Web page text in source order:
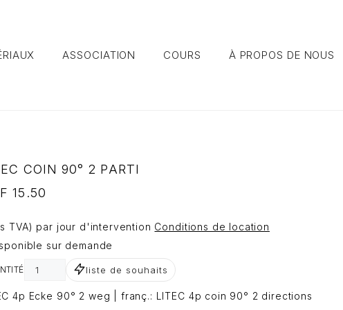
ASSOCIATION COURS À PROPOS DE NOUS
COIN 90° 2 PARTI
15.50
TVA) par jour d'intervention Conditions de location
sur demande
liste de souhaits
4p Ecke 90° 2 weg | franç.: LITEC 4p coin 90° 2 directions